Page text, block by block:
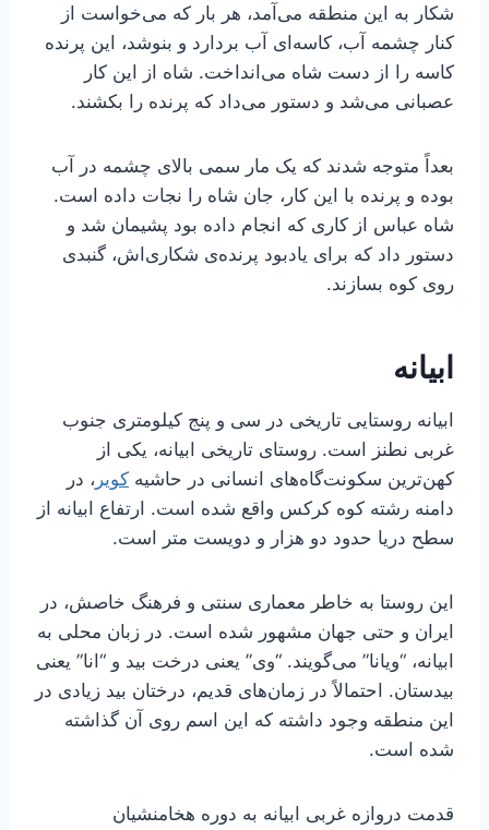
شکار به این منطقه می‌آمد، هر بار که می‌خواست از
کنار چشمه آب، کاسه‌ای آب بردارد و بنوشد، این پرنده
کاسه را از دست شاه می‌انداخت. شاه از این کار
عصبانی می‌شد و دستور می‌داد که پرنده را بکشند.
بعداً متوجه شدند که یک مار سمی بالای چشمه در آب
بوده و پرنده با این کار، جان شاه را نجات داده است.
شاه عباس از کاری که انجام داده بود پشیمان شد و
دستور داد که برای یادبود پرنده‌ی شکاری‌اش، گنبدی
روی کوه بسازند.
ابیانه
ابیانه روستایی تاریخی در سی و پنج کیلومتری جنوب
غربی نطنز است. روستای تاریخی ابیانه، یکی از
کهن‌ترین سکونت‌گاه‌های انسانی در حاشیه کویر ، در
دامنه رشته کوه کرکس واقع شده است. ارتفاع ابیانه از
سطح دریا حدود دو هزار و دویست متر است.
این روستا به خاطر معماری سنتی و فرهنگ خاصش، در
ایران و حتی جهان مشهور شده است. در زبان محلی به
ابیانه، “ویانا” می‌گویند. “وی” یعنی درخت بید و “انا” یعنی
بیدستان. احتمالاً در زمان‌های قدیم، درختان بید زیادی در
این منطقه وجود داشته که این اسم روی آن گذاشته
شده است.
قدمت دروازه غربی ابیانه به دوره هخامنشیان